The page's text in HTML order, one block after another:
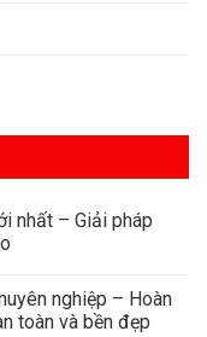
nhất – Giải pháp
nghiệp – Hoàn
toàn và bền đẹp